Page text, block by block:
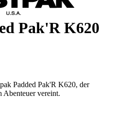
Pak'R K620
Padded Pak'R K620, der
vereint.